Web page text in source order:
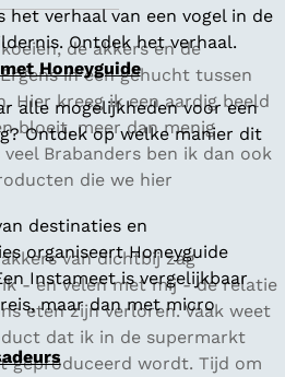
het verhaal van een vogel in de
Ontdek het verhaal.
Honeyguide
alle mogelijkheden voor een
Ontdek op welke manier dit
destinaties en
organiseert Honeyguide
Instameet is vergelijkbaar
maar dan met micro
de akkers en de
in een gehucht tussen
Hier kreeg ik een aardig beeld
bloeit, meer dan menig
Brabanders ben ik dan ook
die we hier
van dichtbij zag
- en velen met mij - de relatie
eten zijn verloren. Vaak weet
dat ik in de supermarkt
geproduceerd wordt. Tijd om